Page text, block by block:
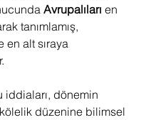
Avrupalıları en
tanımlamış,
en alt sıraya
iddiaları, dönemin
düzenine bilimsel